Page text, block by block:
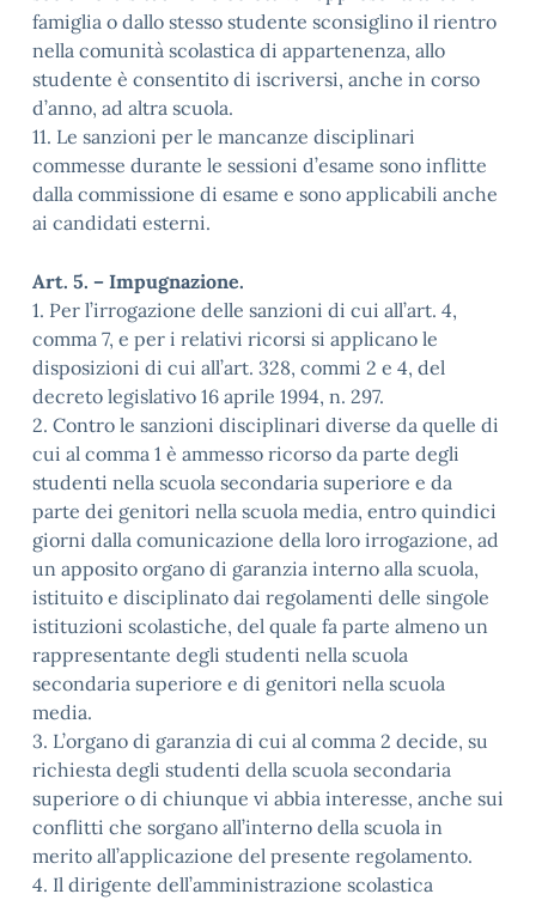
famiglia o dallo stesso studente sconsiglino il rientro
nella comunità scolastica di appartenenza, allo
studente è consentito di iscriversi, anche in corso
d’anno, ad altra scuola.
11. Le sanzioni per le mancanze disciplinari
commesse durante le sessioni d’esame sono inflitte
dalla commissione di esame e sono applicabili anche
ai candidati esterni.
Art. 5. – Impugnazione.
1. Per l’irrogazione delle sanzioni di cui all’art. 4,
comma 7, e per i relativi ricorsi si applicano le
disposizioni di cui all’art. 328, commi 2 e 4, del
decreto legislativo 16 aprile 1994, n. 297.
2. Contro le sanzioni disciplinari diverse da quelle di
cui al comma 1 è ammesso ricorso da parte degli
studenti nella scuola secondaria superiore e da
parte dei genitori nella scuola media, entro quindici
giorni dalla comunicazione della loro irrogazione, ad
un apposito organo di garanzia interno alla scuola,
istituito e disciplinato dai regolamenti delle singole
istituzioni scolastiche, del quale fa parte almeno un
rappresentante degli studenti nella scuola
secondaria superiore e di genitori nella scuola
media.
3. L’organo di garanzia di cui al comma 2 decide, su
richiesta degli studenti della scuola secondaria
superiore o di chiunque vi abbia interesse, anche sui
conflitti che sorgano all’interno della scuola in
merito all’applicazione del presente regolamento.
4. Il dirigente dell’amministrazione scolastica